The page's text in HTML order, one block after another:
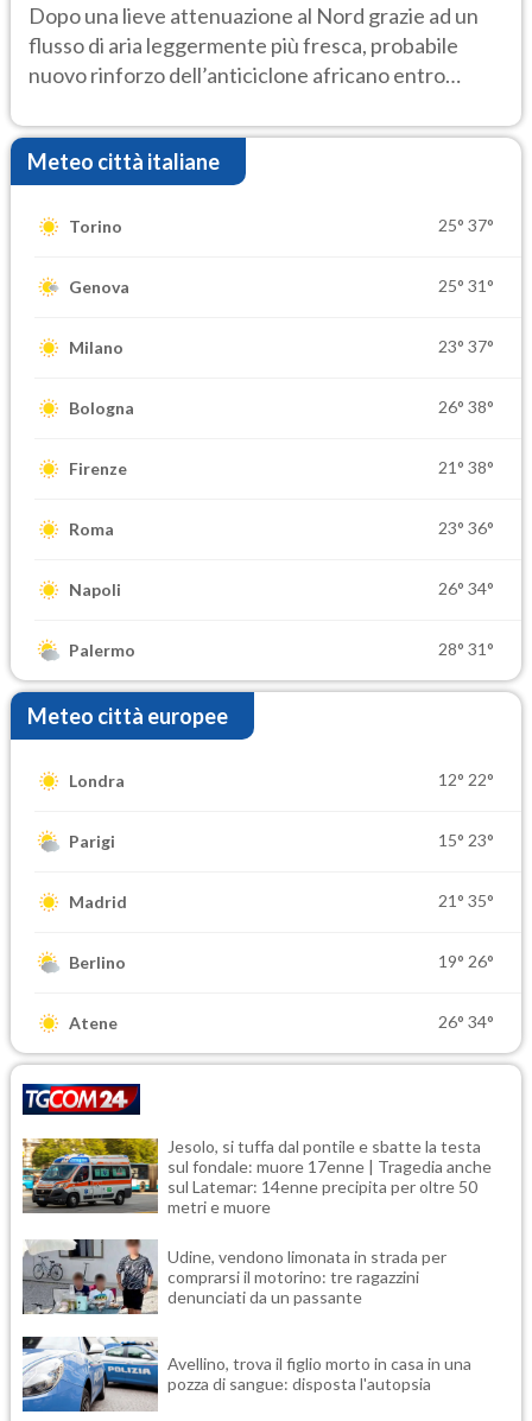
Dopo una lieve attenuazione al Nord grazie ad un
flusso di aria leggermente più fresca, probabile
nuovo rinforzo dell’anticiclone africano entro
Meteo città italiane
Torino 25° 37°
Genova 25° 31°
Milano 23° 37°
Bologna 26° 38°
Firenze 21° 38°
Roma 23° 36°
Napoli 26° 34°
Palermo 28° 31°
Meteo città europee
Londra 12° 22°
Parigi 15° 23°
Madrid 21° 35°
Berlino 19° 26°
Atene 26° 34°
Jesolo, si tuffa dal pontile e sbatte la testa
sul fondale: muore 17enne | Tragedia anche
sul Latemar: 14enne precipita per oltre 50
metri e muore
Udine, vendono limonata in strada per
comprarsi il motorino: tre ragazzini
denunciati da un passante
Avellino, trova il figlio morto in casa in una
pozza di sangue: disposta l'autopsia